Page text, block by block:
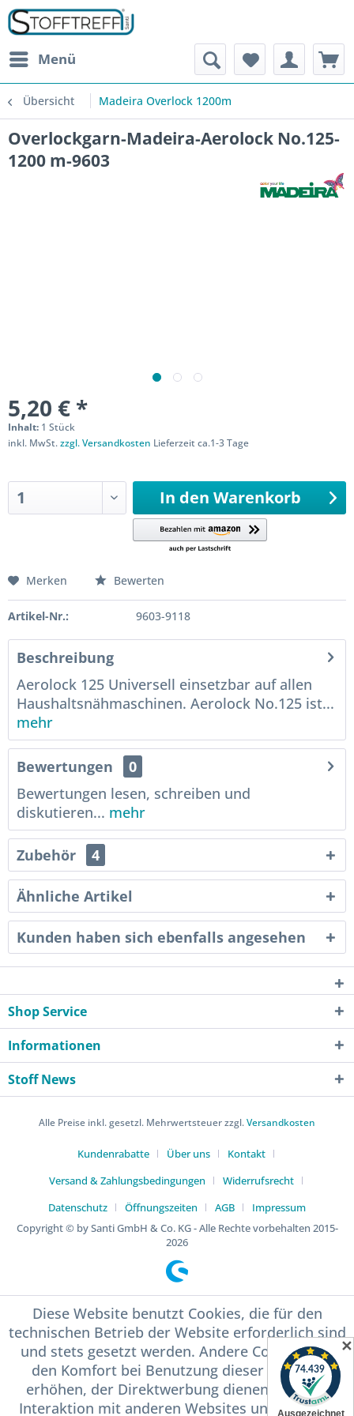
Menü
Übersicht Madeira Overlock 1200m
Overlockgarn-Madeira-Aerolock No.125-
1200 m-9603
5,20 € *
Inhalt: 1 Stück
inkl. MwSt.zzgl. Versandkosten Lieferzeit ca.1-3 Tage
In den Warenkorb
Merken Bewerten
Artikel-Nr.: 9603-9118
Beschreibung
Aerolock 125 Universell einsetzbar auf allen
Haushaltsnähmaschinen. Aerolock No.125 ist...
mehr
Bewertungen
0
Bewertungen lesen, schreiben und
diskutieren... mehr
Zubehör 4
Ähnliche Artikel
Kunden haben sich ebenfalls angesehen
Shop Service
Informationen
Stoff News
Alle Preise inkl. gesetzl. Mehrwertsteuer zzgl.Versandkosten
Kundenrabatte Über uns
Kontakt
Versand & Zahlungsbedingungen
Widerrufsrecht
Datenschutz
Öffnungszeiten AGB
Impressum
Copyright © by Santi GmbH & Co. KG - Alle Rechte vorbehalten 2015-
2026
Diese Website benutzt Cookies, die für den
technischen Betrieb der Website erforderlich sind
und stets gesetzt werden. Andere Cookies, die
den Komfort bei Benutzung dieser Website
erhöhen, der Direktwerbung dienen oder die
Interaktion mit anderen Websites und sozialen
✕